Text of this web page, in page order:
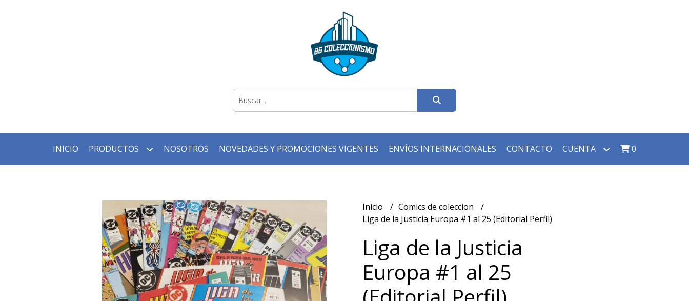
INICIO PRODUCTOS NOSOTROS NOVEDADES Y PROMOCIONES VIGENTES ENVÍOS INTERNACIONALES CONTACTO CUENTA 0
Inicio
Comics de coleccion
Liga de la Justicia Europa #1 al 25 (Editorial Perfil)
Liga de la Justicia
Europa #1 al 25